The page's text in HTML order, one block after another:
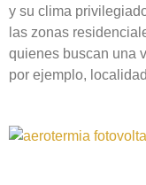
y su clima
las zonas
quienes buscan una
por ejemplo,